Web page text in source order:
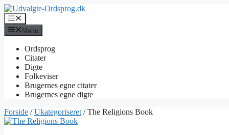
Hop
til
indhold
Menu
Menu
Ordsprog
Citater
Digte
Folkeviser
Brugernes egne citater
Brugernes egne digte
Forside /Ukategoriseret / The Religions Book